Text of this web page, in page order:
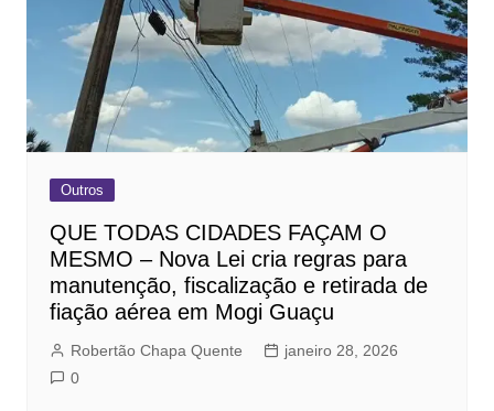
Outros
QUE TODAS CIDADES FAÇAM O
MESMO – Nova Lei cria regras para
manutenção, fiscalização e retirada de
fiação aérea em Mogi Guaçu
Robertão Chapa Quente
janeiro 28, 2026
0